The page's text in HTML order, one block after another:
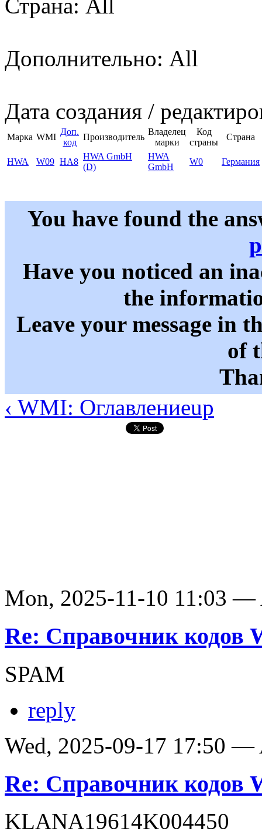
Страна: All
Дополнительно: All
Дата создания /
Марка WMI
Доп.
код
Производитель
Владелец
марки
Код
страны
Страна
HWA W09 HA8
HWA GmbH
(D)
HWA
GmbH
W0 Германия
You have found the
Have you noticed an
the
Leave your message in
of
‹ WMI: Оглавлениеup
Mon, 2025-11-10 11:03 —
Re: Справочник кодов
SPAM
reply
Wed, 2025-09-17 17:50 —
Re: Справочник кодов
KLANA19614K004450